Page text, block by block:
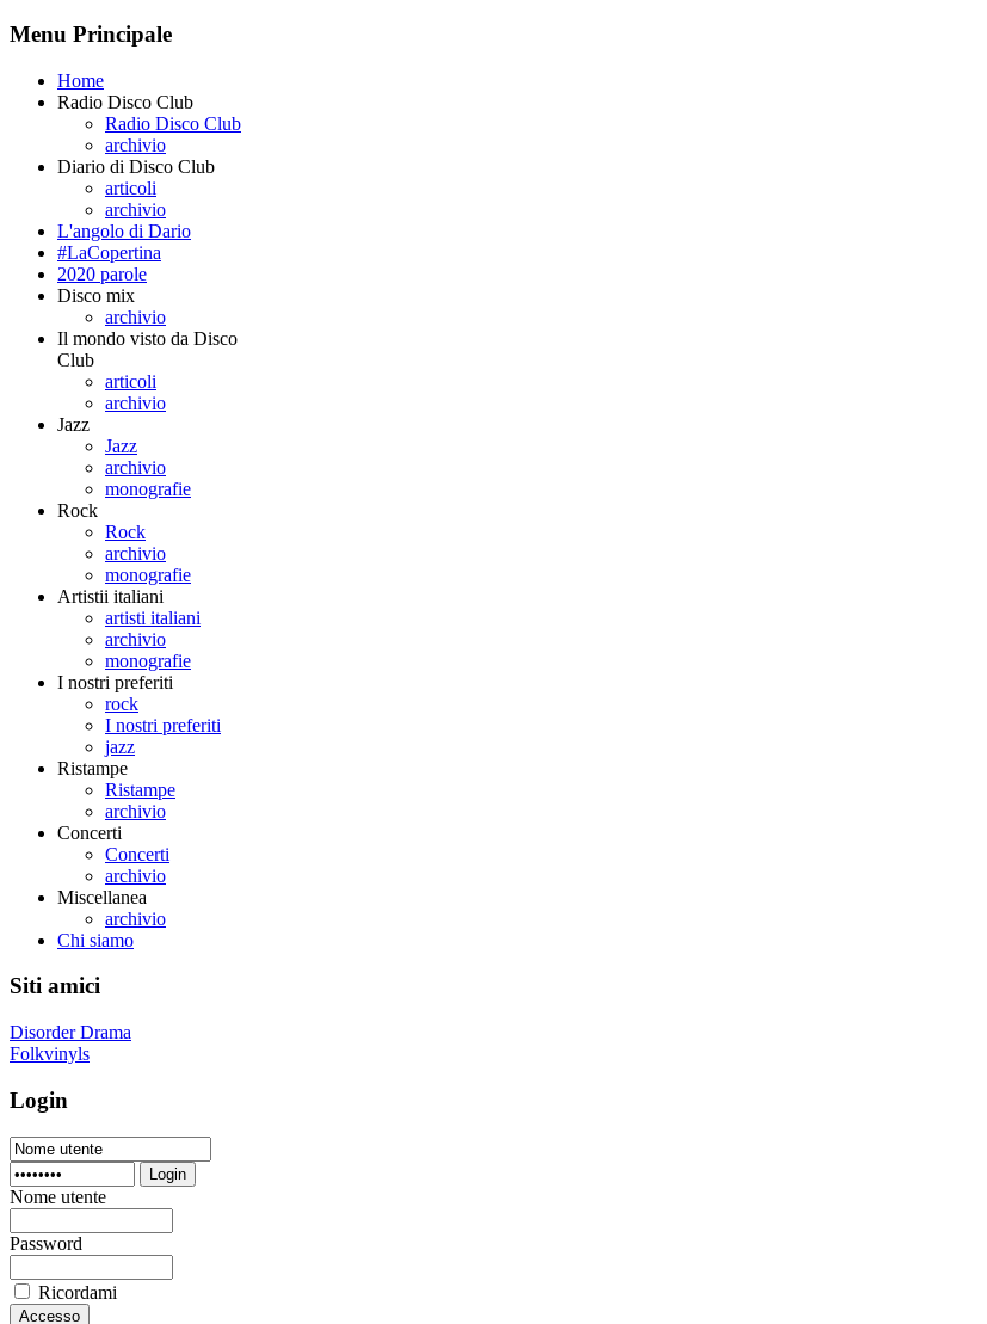
Menu Principale
Home
Radio Disco Club
Radio Disco Club
archivio
Diario di Disco Club
articoli
archivio
L'angolo di Dario
#LaCopertina
2020 parole
Disco mix
archivio
Il mondo visto da Disco
Club
articoli
archivio
Jazz
Jazz
archivio
monografie
Rock
Rock
archivio
monografie
Artistii italiani
artisti italiani
archivio
monografie
I nostri preferiti
rock
I nostri preferiti
jazz
Ristampe
Ristampe
archivio
Concerti
Concerti
archivio
Miscellanea
archivio
Chi siamo
Siti amici
Disorder Drama
Folkvinyls
Login
Login
Nome utente
Password
Ricordami